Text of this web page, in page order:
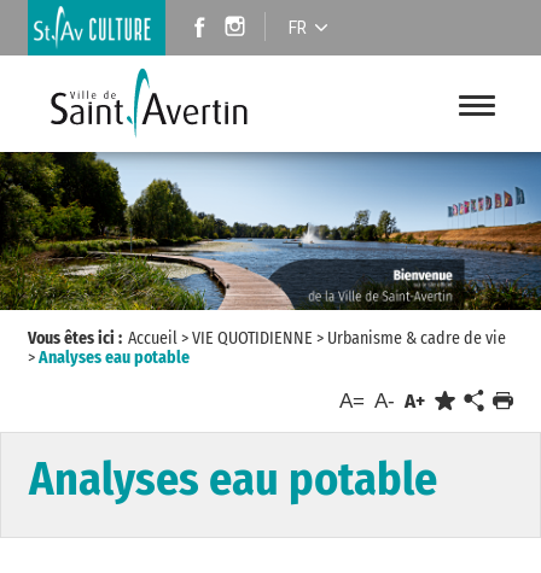
FR
Vous êtes ici : Accueil>VIE QUOTIDIENNE > Urbanisme & cadre de vie
>Analyses eau potable
A= A- A+
Analyses eau potable